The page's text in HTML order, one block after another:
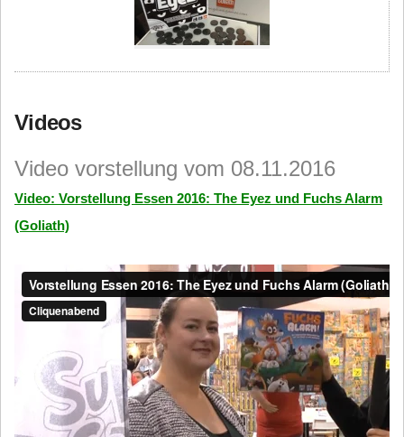
Videos
Video vorstellung vom 08.11.2016
Video: Vorstellung Essen 2016: The Eyez und Fuchs Alarm
(Goliath)